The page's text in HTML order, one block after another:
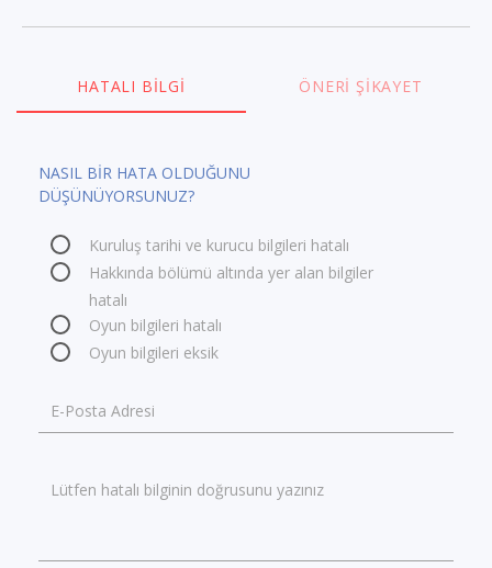
HATALI BILGI ÖNERI ŞIKAYET
NASIL BİR HATA OLDUĞUNU
DÜŞÜNÜYORSUNUZ?
Kuruluş tarihi ve kurucu bilgileri hatalı
Hakkında bölümü altında yer alan bilgiler
hatalı
Oyun bilgileri hatalı
Oyun bilgileri eksik
E-Posta Adresi
Lütfen hatalı bilginin doğrusunu yazınız